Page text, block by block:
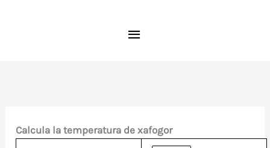
Calcula la temperatura de xafogor